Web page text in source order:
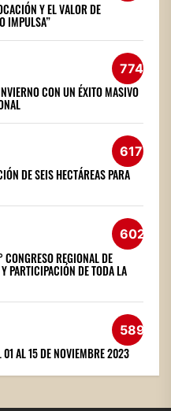
Y EL VALOR DE
IMPULSA”
774
CON UN ÉXITO MASIVO
617
DE SEIS HECTÁREAS PARA
602
CONGRESO REGIONAL DE
PARTICIPACIÓN DE TODA LA
589
AL 15 DE NOVIEMBRE 2023